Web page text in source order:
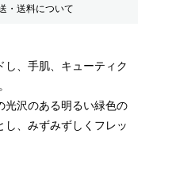
・送料について
、手肌、キューティク
光沢のある明るい緑色の
、みずみずしくフレッ